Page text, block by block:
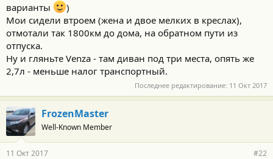
варианты
)
Мои сидели втроем (жена и двое мелких в креслах),
отмотали так 1800км до дома, на обратном пути из
отпуска.
Ну и гляньте Venza - там диван под три места, опять же
2,7л - меньше налог транспортный.
Последнее редактирование: 11 Окт 2017
FrozenMaster
Well-Known Member
11 Окт 2017 #22